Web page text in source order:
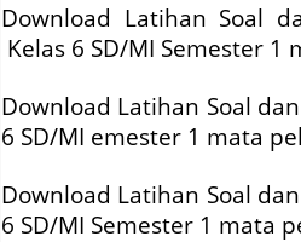
Download Latihan Soal
Kelas 6 SD/MI Semester 1
Download Latihan Soal
6 SD/MI emester 1 mata
Download Latihan Soal
6 SD/MI Semester 1 mata